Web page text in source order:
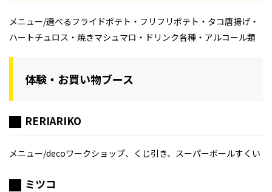
メニュー/選べるフライドポテト・フリフリポテト・タコ唐揚げ・
ハートチュロス・焼きマシュマロ・ドリンク各種・アルコール類
体験・お買い物ブース
RERIARIKO
メニュー/decoワークショップ、くじ引き、スーパーボールすくい
ミツコ